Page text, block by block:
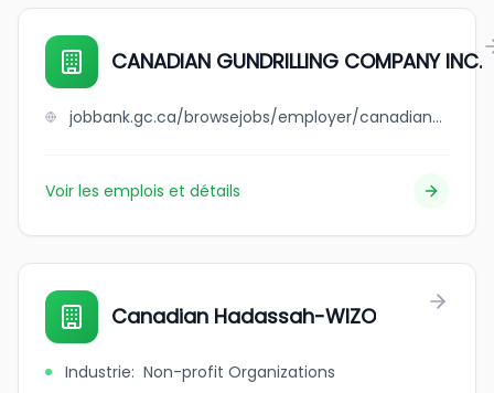
CANADIAN GUNDRILLING COMPANY INC.
jobbank.gc.ca/browsejobs/employer/canadian+gundrilling+company+inc./ca
Voir les emplois et détails
Canadian Hadassah-WIZO
Industrie: Non-profit Organizations